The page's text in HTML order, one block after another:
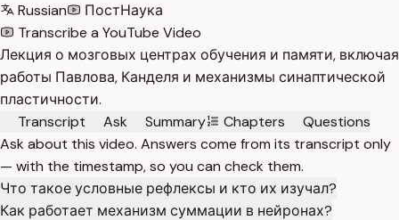
Russian
ПостНаука
Transcribe a YouTube Video
Лекция о мозговых центрах обучения и памяти, включая
работы Павлова, Канделя и механизмы синаптической
пластичности.
Transcript
Ask Summary Chapters
Questions
Ask about this video. Answers come from its transcript only
— with the timestamp, so you can check them.
Что такое условные рефлексы и кто их изучал?
Как работает механизм суммации в нейронах?